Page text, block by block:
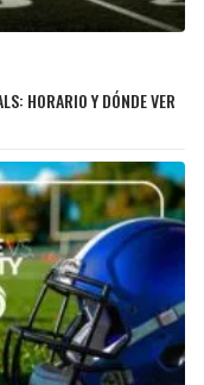
HORARIO Y DÓNDE VER